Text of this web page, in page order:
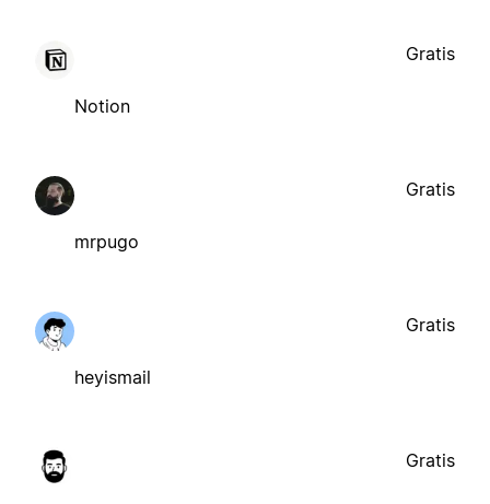
Notion
Gratis
mrpugo
Gratis
heyismail
Gratis
Gratis